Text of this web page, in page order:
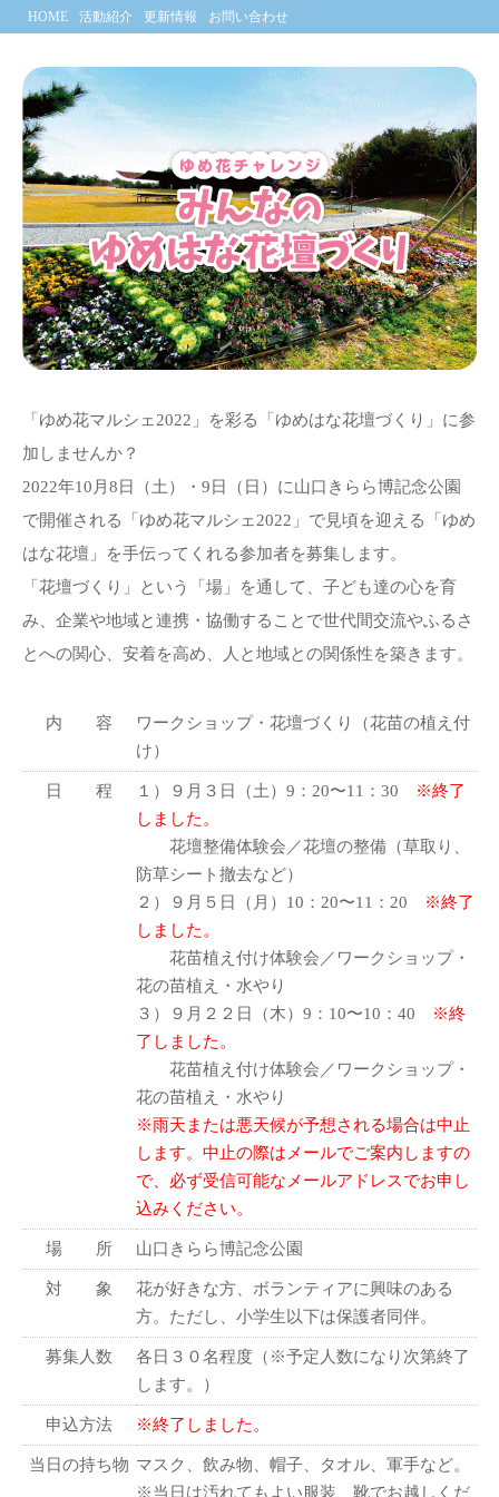
HOME 活動紹介 更新情報 お問い合わせ
「ゆめ花マルシェ2022」を彩る「ゆめはな花壇づくり」に参
加しませんか？
2022年10月8日（土）・9日（日）に山口きらら博記念公園
で開催される「ゆめ花マルシェ2022」で見頃を迎える「ゆめ
はな花壇」を手伝ってくれる参加者を募集します。
「花壇づくり」という「場」を通して、子ども達の心を育
み、企業や地域と連携・協働することで世代間交流やふるさ
とへの関心、安着を高め、人と地域との関係性を築きます。
内 容
ワークショップ・花壇づくり（花苗の植え付
け）
日 程 １）９月３日（土）9：20〜11：30
※終了
しました。
花壇整備体験会／花壇の整備（草取り、
防草シート撤去など）
２）９月５日（月）10：20〜11：20 ※終了
しました。
花苗植え付け体験会／ワークショップ・
花の苗植え・水やり
３）９月２２日（木）9：10〜10：40 ※終
了しました。
花苗植え付け体験会／ワークショップ・
花の苗植え・水やり
※雨天または悪天候が予想される場合は中止
します。中止の際はメールでご案内しますの
で、必ず受信可能なメールアドレスでお申し
込みください。
場 所 山口きらら博記念公園
対 象
花が好きな方、ボランティアに興味のある
方。ただし、小学生以下は保護者同伴。
募集人数
各日３０名程度（※予定人数になり次第終了
します。）
申込方法 ※終了しました。
当日の持ち物 マスク、飲み物、帽子、タオル、軍手など。
※当日は汚れてもよい服装、靴でお越しくだ